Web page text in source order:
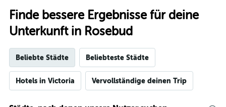
Finde bessere Ergebnisse für deine
Unterkunft in Rosebud
Beliebte Städte Beliebteste Städte
Hotels in Victoria Vervollständige deinen Trip